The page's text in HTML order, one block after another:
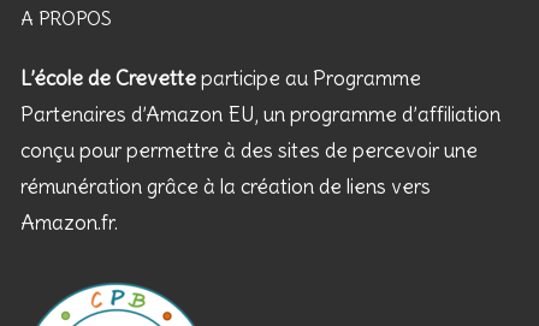
A PROPOS
L’école de Crevetteparticipe au Programme
Partenaires d’Amazon EU, un programme d’affiliation
conçu pour permettre à des sites de percevoir une
rémunération grâce à la création de liens vers
Amazon.fr.